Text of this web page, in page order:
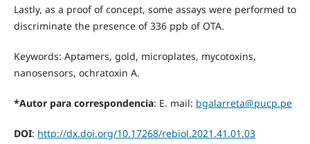
Lastly, as a proof of concept, some assays were performed to
discriminate the presence of 336 ppb of OTA.
Keywords: Aptamers, gold, microplates, mycotoxins,
nanosensors, ochratoxin A.
*Autor para correspondencia: E. mail: bgalarreta@pucp.pe
DOI: http://dx.doi.org/10.17268/rebiol.2021.41.01.03